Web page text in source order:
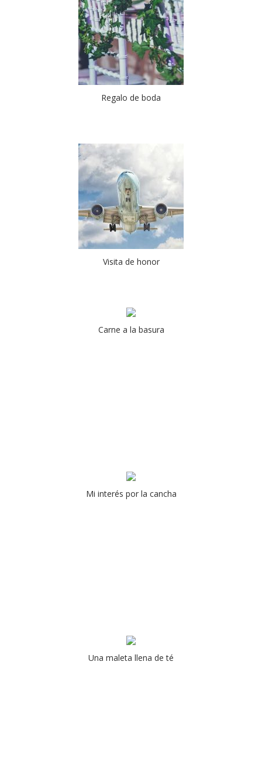
Regalo de boda
Visita de honor
Carne a la basura
Mi interés por la cancha
Una maleta llena de té